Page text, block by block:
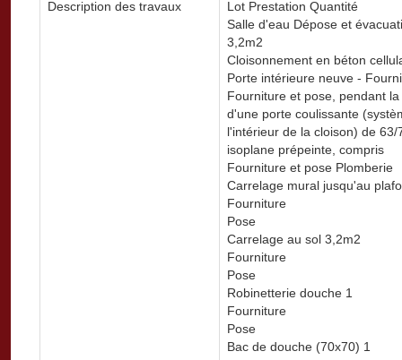
Description des travaux
Lot Prestation Quantité
Salle d'eau Dépose et
3,2m2
Cloisonnement en béton
Porte intérieure neuve -
Fourniture et pose, pendant
d'une porte coulissante
l'intérieur de la cloison) de
isoplane prépeinte, compris
Fourniture et pose Plomberie
Carrelage mural jusqu'au
Fourniture
Pose
Carrelage au sol 3,2m2
Fourniture
Pose
Robinetterie douche 1
Fourniture
Pose
Bac de douche (70x70) 1